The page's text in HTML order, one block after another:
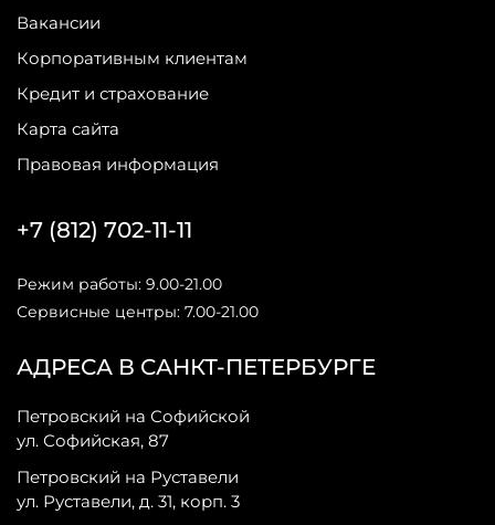
Вакансии
Корпоративным клиентам
Кредит и страхование
Карта сайта
Правовая информация
АДРЕСА В САНКТ-ПЕТЕРБУРГЕ
Петровский на Софийской
ул. Софийская, 87
Петровский на Руставели
ул. Руставели, д. 31, корп. 3
+7 (812) 702-11-11
Режим работы: 9.00-21.00
Сервисные центры: 7.00-21.00